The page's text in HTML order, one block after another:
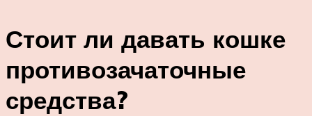
Стоит ли давать кошке
противозачаточные
средства?